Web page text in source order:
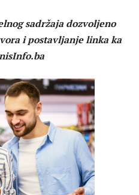
sadržaja dozvoljeno
i postavljanje linka ka